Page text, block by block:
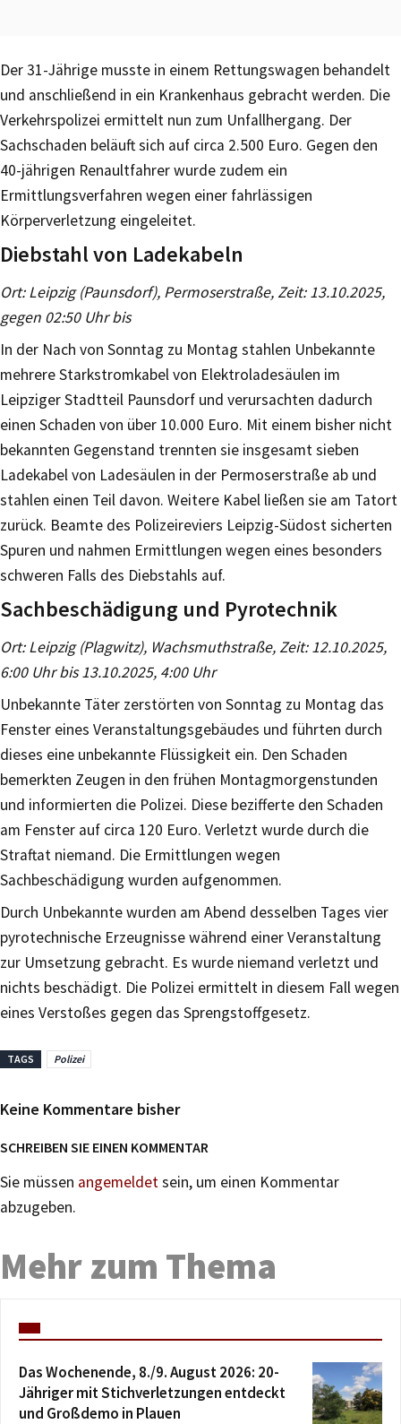
Der 31-Jährige musste in einem Rettungswagen behandelt
und anschließend in ein Krankenhaus gebracht werden. Die
Verkehrspolizei ermittelt nun zum Unfallhergang. Der
Sachschaden beläuft sich auf circa 2.500 Euro. Gegen den
40-jährigen Renaultfahrer wurde zudem ein
Ermittlungsverfahren wegen einer fahrlässigen
Körperverletzung eingeleitet.
Diebstahl von Ladekabeln
Ort: Leipzig (Paunsdorf), Permoserstraße, Zeit: 13.10.2025,
gegen 02:50 Uhr bis
In der Nach von Sonntag zu Montag stahlen Unbekannte
mehrere Starkstromkabel von Elektroladesäulen im
Leipziger Stadtteil Paunsdorf und verursachten dadurch
einen Schaden von über 10.000 Euro. Mit einem bisher nicht
bekannten Gegenstand trennten sie insgesamt sieben
Ladekabel von Ladesäulen in der Permoserstraße ab und
stahlen einen Teil davon. Weitere Kabel ließen sie am Tatort
zurück. Beamte des Polizeireviers Leipzig-Südost sicherten
Spuren und nahmen Ermittlungen wegen eines besonders
schweren Falls des Diebstahls auf.
Sachbeschädigung und Pyrotechnik
Ort: Leipzig (Plagwitz), Wachsmuthstraße, Zeit: 12.10.2025,
6:00 Uhr bis 13.10.2025, 4:00 Uhr
Unbekannte Täter zerstörten von Sonntag zu Montag das
Fenster eines Veranstaltungsgebäudes und führten durch
dieses eine unbekannte Flüssigkeit ein. Den Schaden
bemerkten Zeugen in den frühen Montagmorgenstunden
und informierten die Polizei. Diese bezifferte den Schaden
am Fenster auf circa 120 Euro. Verletzt wurde durch die
Straftat niemand. Die Ermittlungen wegen
Sachbeschädigung wurden aufgenommen.
Durch Unbekannte wurden am Abend desselben Tages vier
pyrotechnische Erzeugnisse während einer Veranstaltung
zur Umsetzung gebracht. Es wurde niemand verletzt und
nichts beschädigt. Die Polizei ermittelt in diesem Fall wegen
eines Verstoßes gegen das Sprengstoffgesetz.
TAGS Polizei
Keine Kommentare bisher
SCHREIBEN SIE EINEN KOMMENTAR
Sie müssen angemeldetsein, um einen Kommentar
abzugeben.
Mehr zum Thema
Das Wochenende, 8./9. August 2026: 20-
Jähriger mit Stichverletzungen entdeckt
und Großdemo in Plauen